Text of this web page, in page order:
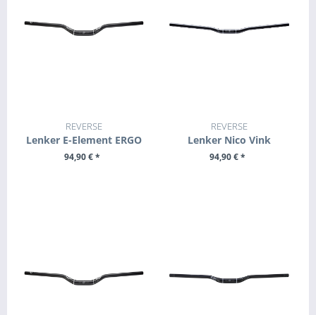
REVERSE
Lenker E-Element ERGO
94,90 € *
REVERSE
Lenker Nico Vink
94,90 € *